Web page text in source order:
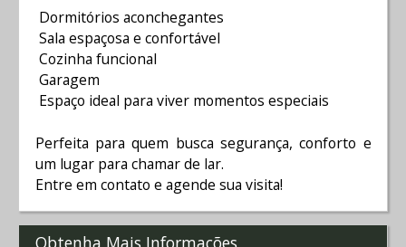
Dormitórios aconchegantes
Sala espaçosa e confortável
Cozinha funcional
Garagem
Espaço ideal para viver momentos especiais
Perfeita para quem busca segurança, conforto e
um lugar para chamar de lar.
Entre em contato e agende sua visita!
Obtenha Mais Informações